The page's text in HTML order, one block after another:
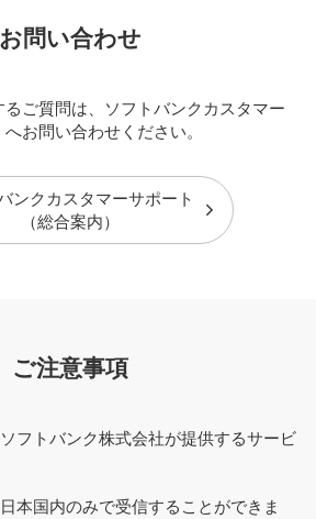
お問い合わせ
ご質問は、ソフトバンクカスタマー
お問い合わせください。
ンクカスタマーサポート
（総合案内）
ご注意事項
フトバンク株式会社が提供するサービ
本国内のみで受信することができま